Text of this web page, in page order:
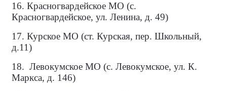
16. Красногвардейское МО (с.
Красногвардейское, ул. Ленина, д. 49)
17. Курское МО (ст. Курская, пер. Школьный,
д.11)
18. Левокумское МО (с. Левокумское, ул. К.
Маркса, д. 146)